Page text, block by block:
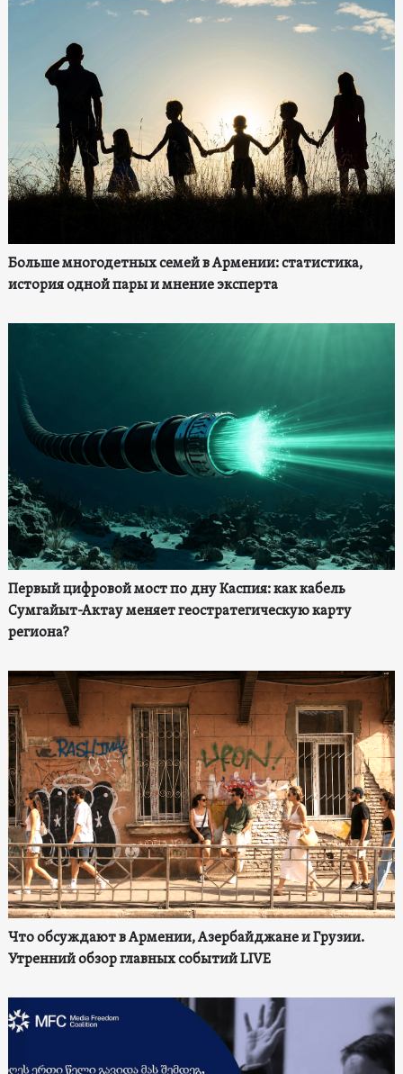
Больше многодетных семей в Армении: статистика,
история одной пары и мнение эксперта
Первый цифровой мост по дну Каспия: как кабель
Сумгайыт-Актау меняет геостратегическую карту
региона?
Что обсуждают в Армении, Азербайджане и Грузии.
Утренний обзор главных событий LIVE